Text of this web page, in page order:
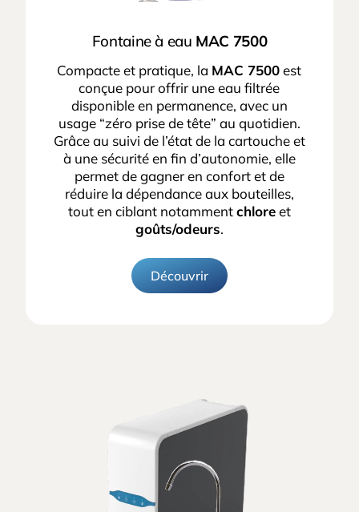
Fontaine à eau MAC 7500
Compacte et pratique, la MAC 7500est
conçue pour offrir une eau filtrée
disponible en permanence, avec un
usage “zéro prise de tête” au quotidien.
Grâce au suivi de l’état de la cartouche et
à une sécurité en fin d’autonomie, elle
permet de gagner en confort et de
réduire la dépendance aux bouteilles,
tout en ciblant notammentchloreet
goûts/odeurs.
Découvrir